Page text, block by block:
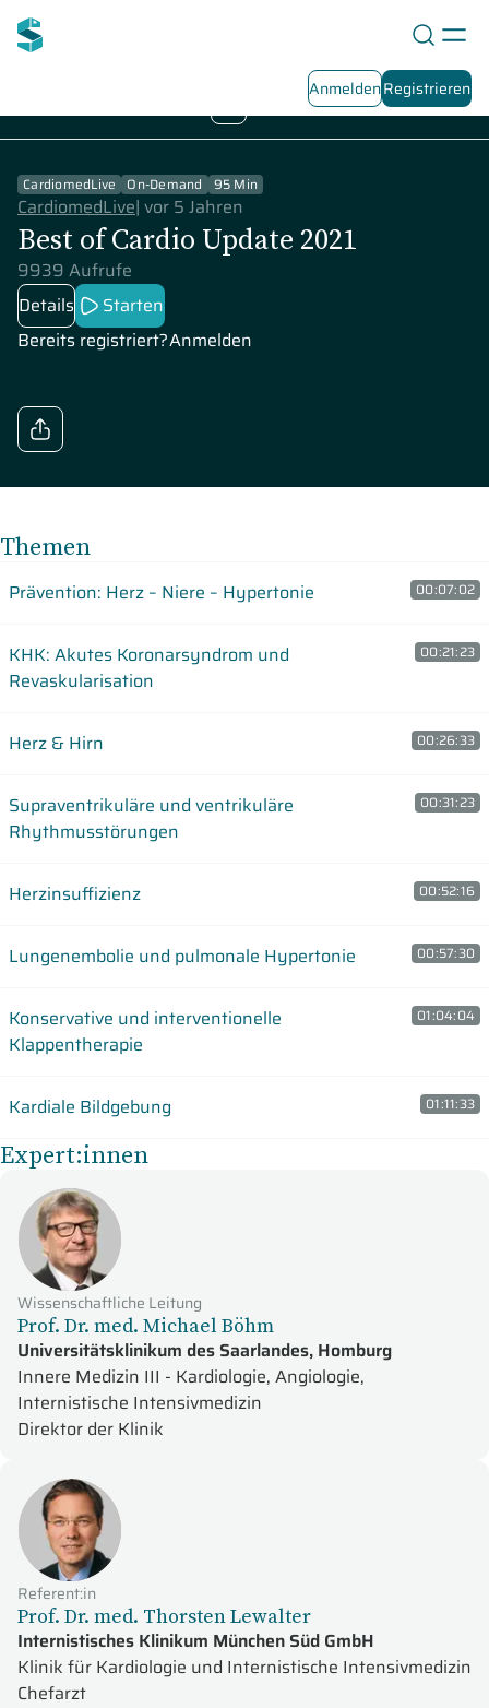
AnmeldenRegistrieren
CardiomedLive On-Demand 95 Min
CardiomedLive| vor 5 Jahren
Best of Cardio Update 2021
9939 Aufrufe
Details
Starten
Bereits registriert?Anmelden
Themen
Prävention: Herz – Niere – Hypertonie 00:07:02
KHK: Akutes Koronarsyndrom und
Revaskularisation
00:21:23
Herz & Hirn 00:26:33
Supraventrikuläre und ventrikuläre
Rhythmusstörungen
00:31:23
Herzinsuffizienz 00:52:16
Lungenembolie und pulmonale Hypertonie 00:57:30
Konservative und interventionelle
Klappentherapie
01:04:04
Kardiale Bildgebung 01:11:33
Expert:innen
Wissenschaftliche Leitung
Prof. Dr. med. Michael Böhm
Universitätsklinikum des Saarlandes, Homburg
Innere Medizin III - Kardiologie, Angiologie,
Internistische Intensivmedizin
Direktor der Klinik
Referent:in
Prof. Dr. med. Thorsten Lewalter
Internistisches Klinikum München Süd GmbH
Klinik für Kardiologie und Internistische Intensivmedizin
Chefarzt